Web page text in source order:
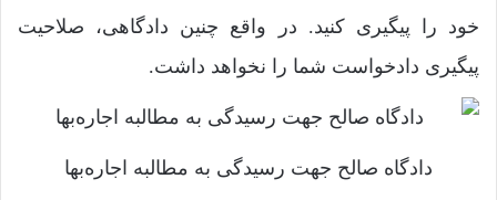
خود را پیگیری کنید. در واقع چنین دادگاهی، صلاحیت
پیگیری دادخواست شما را نخواهد داشت.
دادگاه صالح جهت رسیدگی به مطالبه اجاره‌بها